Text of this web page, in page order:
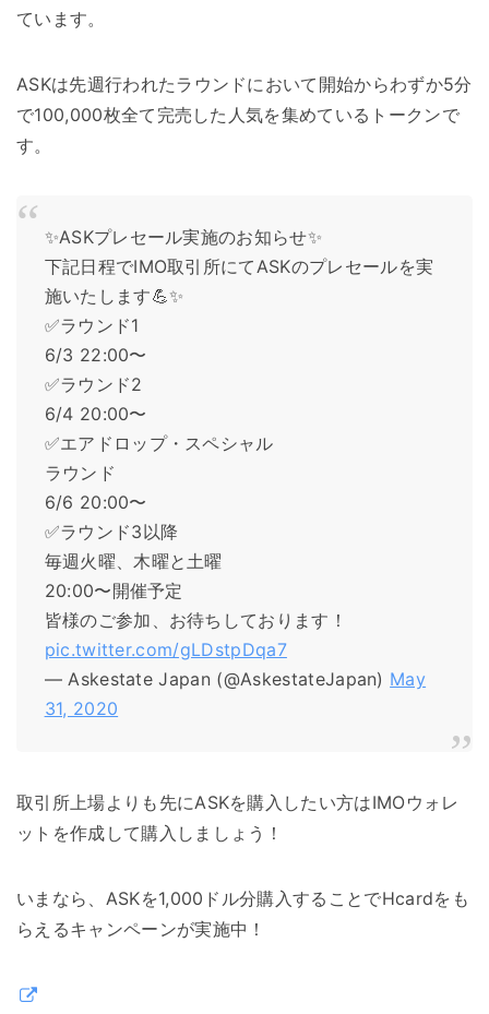
ています。
ASKは先週行われたラウンドにおいて開始からわずか5分
で100,000枚全て完売した人気を集めているトークンで
す。
✨ASKプレセール実施のお知らせ✨
下記日程でIMO取引所にてASKのプレセールを実
施いたします💪✨
✅ラウンド1
6/3 22:00〜
✅ラウンド2
6/4 20:00〜
✅エアドロップ・スペシャル
ラウンド
6/6 20:00〜
✅ラウンド3以降
毎週火曜、木曜と土曜
20:00〜開催予定
皆様のご参加、お待ちしております！
pic.twitter.com/gLDstpDqa7
— Askestate Japan (@AskestateJapan) May
31, 2020
取引所上場よりも先にASKを購入したい方はIMOウォレ
ットを作成して購入しましょう！
いまなら、ASKを1,000ドル分購入することでHcardをも
らえるキャンペーンが実施中！